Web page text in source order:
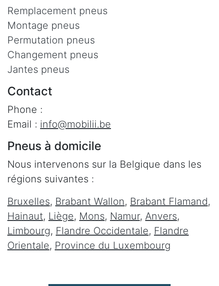
Remplacement pneus
Montage pneus
Permutation pneus
Changement pneus
Jantes pneus
Contact
Phone :
Email : info@mobilii.be
Pneus à domicile
Nous intervenons sur la Belgique dans les
régions suivantes :
Bruxelles, Brabant Wallon, Brabant Flamand,
Hainaut, Liège, Mons, Namur, Anvers,
Limbourg, Flandre Occidentale, Flandre
Orientale, Province du Luxembourg